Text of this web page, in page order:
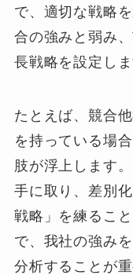
で、適切な戦略
合の強みと弱み
長戦略を設定しま
たとえば、競合
を持っている場
肢が浮上します
手に取り、差別
戦略」を練るこ
で、我社の強み
分析することが重